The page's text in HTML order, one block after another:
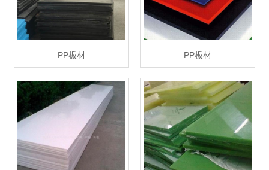
PP板材 PP板材